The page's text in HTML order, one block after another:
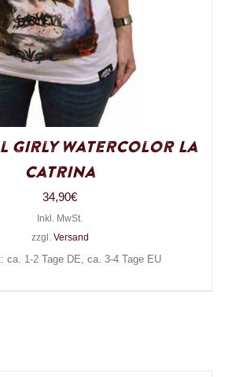
Girly Watercolor La
Catrina
34,90€
Inkl. MwSt.
zzgl. Versand
ca. 1-2 Tage DE, ca. 3-4 Tage EU